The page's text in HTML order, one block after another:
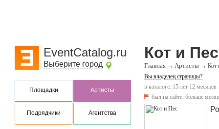
EventCatalog.ru
Выберите город
Площадки Артисты
Подрядчики Агентства
Кот и Пес
Главная → Артисты → Кот
Вы владелец страницы?
в каталоге: 15 лет 12 месяцев
был на сайте: больше